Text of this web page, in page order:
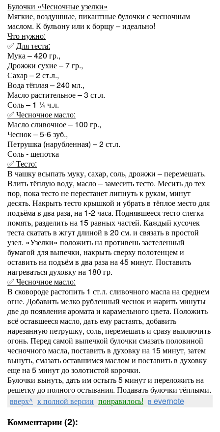
Булочки «Чесночные узелки»
Мягкие, воздушные, пикантные булочки с чесночным
маслом. К бульону или к борщу – идеально!
Что нужно:
✅ Для теста:
Мука – 420 гр.,
Дрожжи сухие – 7 гр.,
Сахар – 2 ст.л.,
Вода тёплая – 240 мл.,
Масло растительное – 3 ст.л.
Соль – 1 ¼ ч.л.
✅ Чесночное масло:
Масло сливочное – 100 гр.,
Чеснок – 5-6 зуб.,
Петрушка (нарубленная) – 2 ст.л.
Соль - щепотка
✅ Тесто:
В чашку всыпать муку, сахар, соль, дрожжи – перемешать.
Влить тёплую воду, масло – замесить тесто. Месить до тех
пор, пока тесто не перестанет липнуть к рукам, минут
десять. Накрыть тесто крышкой и убрать в тёплое место для
подъёма в два раза, на 1-2 часа. Поднявшееся тесто слегка
помять, разделить на 15 равных частей. Каждый кусочек
теста скатать в жгут длиной в 20 см. и связать в простой
узел. «Узелки» положить на противень застеленный
бумагой для выпечки, накрыть сверху полотенцем и
оставить на подъём в два раза на 45 минут. Поставить
нагреваться духовку на 180 гр.
✅ Чесночное масло:
В сковороде растопить 1 ст.л. сливочного масла на среднем
огне. Добавить мелко рубленный чеснок и жарить минуты
две до появления аромата и карамельного цвета. Положить
всё оставшееся масло, дать ему растаять, добавить
нарезанную петрушку, соль, перемешать и сразу выключить
огонь. Перед самой выпечкой булочки смазать половиной
чесночного масла, поставить в духовку на 15 минут, затем
вынуть, смазать оставшимся маслом и поставить в духовку
еще на 5 минут до золотистой корочки.
Булочки вынуть, дать им остыть 5 минут и переложить на
решетку до полного остывания. Подавать булочки тёплыми.
вверх^ к полной версии понравилось! в evernote
Комментарии (2):